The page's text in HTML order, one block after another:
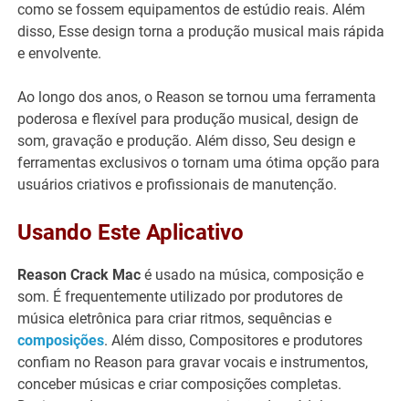
como se fossem equipamentos de estúdio reais. Além
disso, Esse design torna a produção musical mais rápida
e envolvente.
Ao longo dos anos, o Reason se tornou uma ferramenta
poderosa e flexível para produção musical, design de
som, gravação e produção. Além disso, Seu design e
ferramentas exclusivos o tornam uma ótima opção para
usuários criativos e profissionais de manutenção.
Usando Este Aplicativo
Reason Crack Mac é usado na música, composição e
som. É frequentemente utilizado por produtores de
música eletrônica para criar ritmos, sequências e
composições. Além disso, Compositores e produtores
confiam no Reason para gravar vocais e instrumentos,
conceber músicas e criar composições completas.